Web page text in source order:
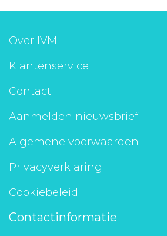
Over IVM
Klantenservice
Contact
Aanmelden nieuwsbrief
Algemene voorwaarden
Privacyverklaring
Cookiebeleid
Contactinformatie